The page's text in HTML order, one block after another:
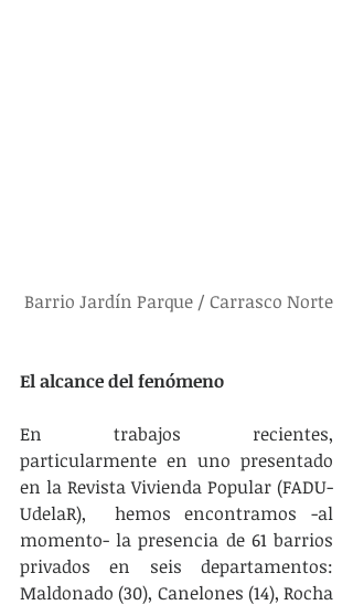
Barrio Jardín Parque / Carrasco Norte
El alcance del fenómeno
En trabajos recientes,
particularmente en uno presentado
en la Revista Vivienda Popular (FADU-
UdelaR),  hemos encontramos -al
momento- la presencia de 61 barrios
privados en seis departamentos:
Maldonado (30), Canelones (14), Rocha